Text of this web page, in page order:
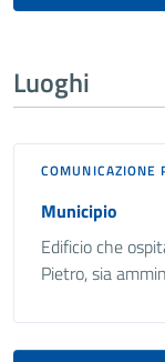
Luoghi
COMUNICAZIONE
Municipio
Edificio che
Pietro, sia